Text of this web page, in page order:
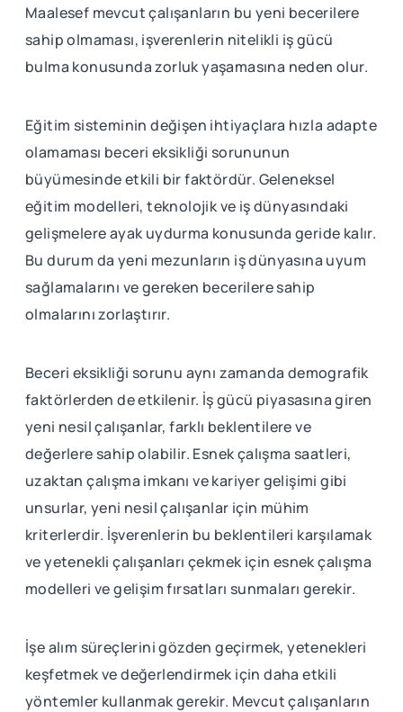
Maalesef mevcut çalışanların bu yeni becerilere
sahip olmaması, işverenlerin nitelikli iş gücü
bulma konusunda zorluk yaşamasına neden olur.
Eğitim sisteminin değişen ihtiyaçlara hızla adapte
olamaması beceri eksikliği sorununun
büyümesinde etkili bir faktördür. Geleneksel
eğitim modelleri, teknolojik ve iş dünyasındaki
gelişmelere ayak uydurma konusunda geride kalır.
Bu durum da yeni mezunların iş dünyasına uyum
sağlamalarını ve gereken becerilere sahip
olmalarını zorlaştırır.
Beceri eksikliği sorunu aynı zamanda demografik
faktörlerden de etkilenir. İş gücü piyasasına giren
yeni nesil çalışanlar, farklı beklentilere ve
değerlere sahip olabilir. Esnek çalışma saatleri,
uzaktan çalışma imkanı ve kariyer gelişimi gibi
unsurlar, yeni nesil çalışanlar için mühim
kriterlerdir. İşverenlerin bu beklentileri karşılamak
ve yetenekli çalışanları çekmek için esnek çalışma
modelleri ve gelişim fırsatları sunmaları gerekir.
İşe alım süreçlerini gözden geçirmek, yetenekleri
keşfetmek ve değerlendirmek için daha etkili
yöntemler kullanmak gerekir. Mevcut çalışanların